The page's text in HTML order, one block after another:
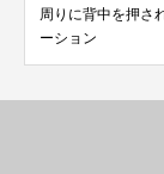
周りに背中を押さ
ーション